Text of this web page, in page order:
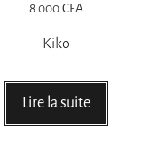
8 000 CFA
Kiko
Lire la suite